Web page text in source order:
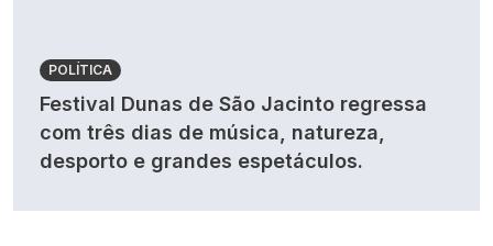
POLÍTICA
Festival Dunas de São Jacinto regressa
com três dias de música, natureza,
desporto e grandes espetáculos.